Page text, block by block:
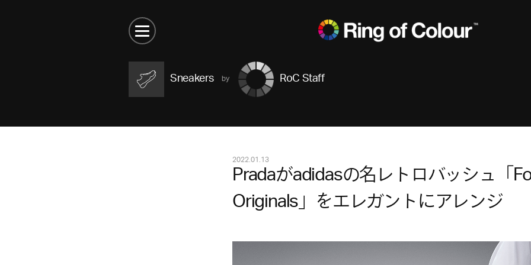
Sneakers RoC Staff
2022.01.13
Pradaがadidasの名レトロバッシュ「
Originals」をエレガントにアレンジ